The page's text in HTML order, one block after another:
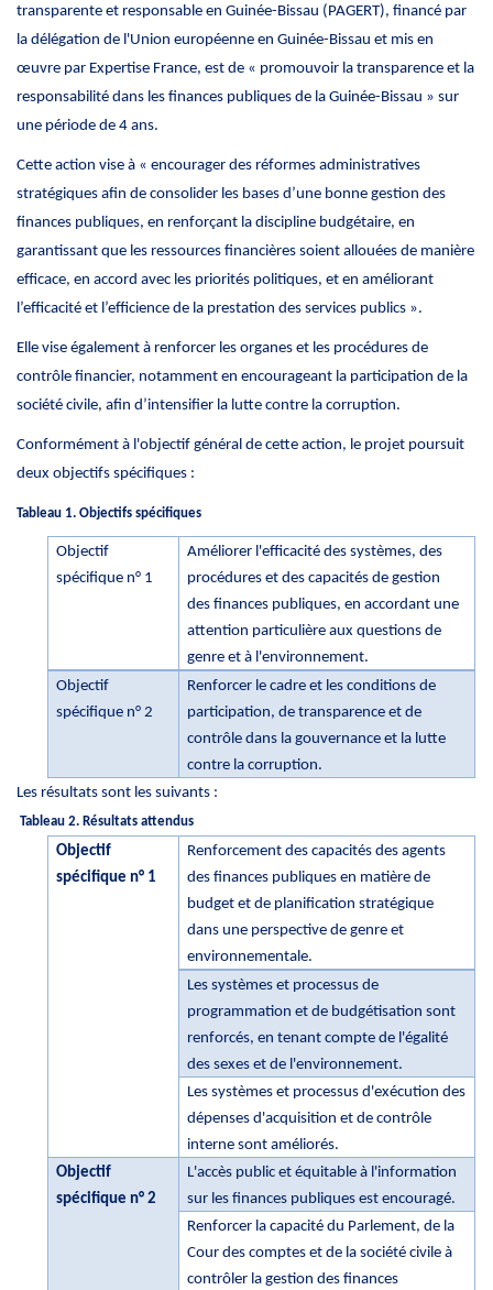
transparente et responsable en Guinée-Bissau (PAGERT), financé par
la délégation de l'Union européenne en Guinée-Bissau et mis en
œuvre par Expertise France, est de « promouvoir la transparence et la
responsabilité dans les finances publiques de la Guinée-Bissau » sur
une période de 4 ans.
Cette action vise à « encourager des réformes administratives
stratégiques afin de consolider les bases d’une bonne gestion des
finances publiques, en renforçant la discipline budgétaire, en
garantissant que les ressources financières soient allouées de manière
efficace, en accord avec les priorités politiques, et en améliorant
l’efficacité et l’efficience de la prestation des services publics ».
Elle vise également à renforcer les organes et les procédures de
contrôle financier, notamment en encourageant la participation de la
société civile, afin d’intensifier la lutte contre la corruption.
Conformément à l'objectif général de cette action, le projet poursuit
deux objectifs spécifiques :
Tableau 1. Objectifs spécifiques
Objectif
spécifique n° 1
Améliorer l'efficacité des systèmes, des
procédures et des capacités de gestion
des finances publiques, en accordant une
attention particulière aux questions de
genre et à l'environnement.
Objectif
spécifique n° 2
Renforcer le cadre et les conditions de
participation, de transparence et de
contrôle dans la gouvernance et la lutte
contre la corruption.
Les résultats sont les suivants :
Tableau 2. Résultats attendus
Objectif
spécifique n° 1
Renforcement des capacités des agents
des finances publiques en matière de
budget et de planification stratégique
dans une perspective de genre et
environnementale.
Les systèmes et processus de
programmation et de budgétisation sont
renforcés, en tenant compte de l'égalité
des sexes et de l'environnement.
Les systèmes et processus d'exécution des
dépenses d'acquisition et de contrôle
interne sont améliorés.
Objectif
spécifique n° 2
L'accès public et équitable à l'information
sur les finances publiques est encouragé.
Renforcer la capacité du Parlement, de la
Cour des comptes et de la société civile à
contrôler la gestion des finances